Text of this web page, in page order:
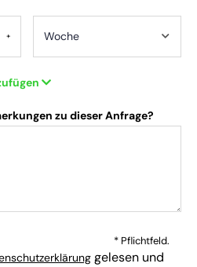
+
zu dieser Anfrage?
* Pflichtfeld.
gelesen und